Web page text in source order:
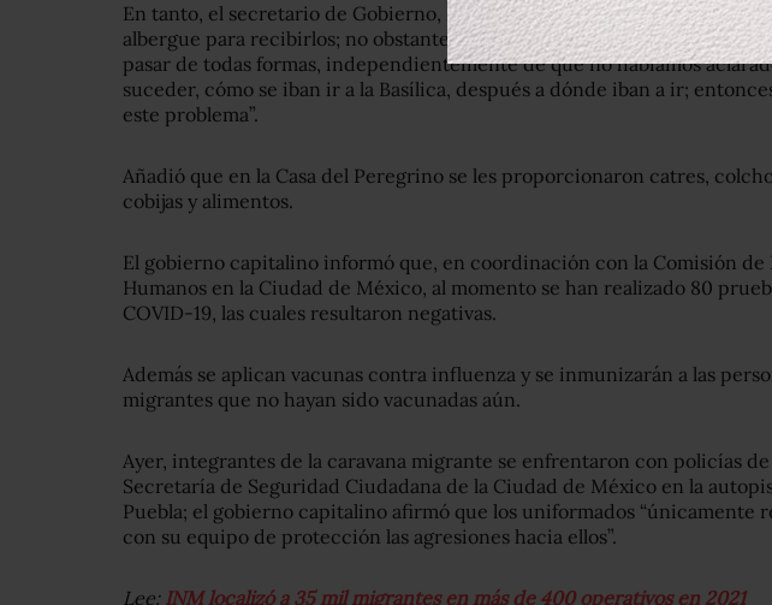
En tanto, el secretario de Gobierno, Martí Batres, señaló que estaba
albergue para recibirlos; no obstante, “ellos se desesperaron un poquito
pasar de todas formas, independientemente de que no habíamos
suceder, cómo se iban ir a la Basílica, después a dónde iban a ir;
este problema”.
Añadió que en la Casa del Peregrino se les proporcionaron catres,
cobijas y alimentos.
El gobierno capitalino informó que, en coordinación con la Comisión de
Humanos en la Ciudad de México, al momento se han realizado 80
COVID-19, las cuales resultaron negativas.
Además se aplican vacunas contra influenza y se inmunizarán a las
migrantes que no hayan sido vacunadas aún.
Ayer, integrantes de la caravana migrante se enfrentaron con policías de
Secretaría de Seguridad Ciudadana de la Ciudad de México en la
Puebla; el gobierno capitalino afirmó que los uniformados “únicamente
con su equipo de protección las agresiones hacia ellos”.
Lee: INM localizó a 35 mil migrantes en más de 400 operativos en 2021